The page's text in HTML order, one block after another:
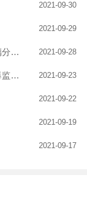
2021-09-30
2021-09-29
什么是电加热防雾玻璃？电加热防雾玻璃分有哪几种？电加热玻璃有什么优点？ 2021-09-28
防爆监控摄像机的工作原理是什么？防爆监控摄像头玻璃耐高温吗？ 2021-09-23
2021-09-22
2021-09-19
2021-09-17